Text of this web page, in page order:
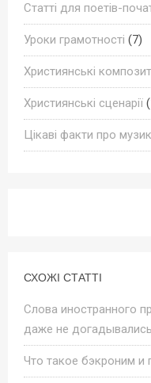
Статті для поетів-
Уроки грамотності (7)
Християнські
Християнські сценарії
Цікаві факти про
СХОЖІ СТАТТІ
Слова иностранного
даже не
Что такое бэкроним и